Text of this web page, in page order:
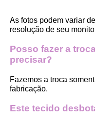
As fotos podem variar
resolução de seu
Posso fazer a
precisar?
Fazemos a troca
fabricação.
Este tecido